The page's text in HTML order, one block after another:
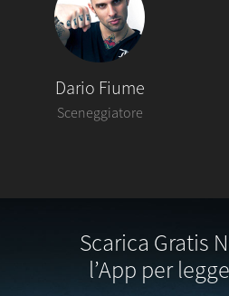
Dario Fiume
Sceneggiatore
Scarica Gratis
l’App per